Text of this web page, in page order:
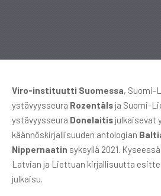
Viro-instituutti Suomessa, Suomi-
ystävyysseura Rozentāls ja Suomi-
ystävyysseura Donelaitis julkaisevat
käännöskirjallisuuden antologian
Nippernaatin syksyllä 2021.
Latvian ja Liettuan kirjallisuutta
julkaisu.